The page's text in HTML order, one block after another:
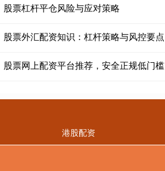
股票杠杆平仓风险与应对策略
股票外汇配资知识：杠杆策略与风控要点
股票网上配资平台推荐，安全正规低门槛
港股配资